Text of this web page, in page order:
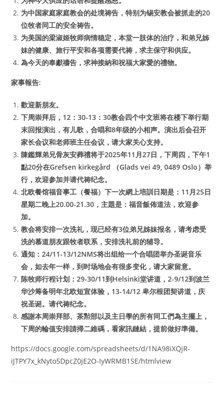
为中国家庭家庭教会的处境祷告，特别为锡安教会被抓走的20
位牧者同工的安全祷告。
为美国的梁淑姬牧师病情稳定，本堂一肢体的治疗，和弟兄姊
妹的健康、旅行平安和各项需要代祷，求主保守和供应。
為今天的奉獻禱告，求神接納和祝福大家愛的禮物。
家事報告:
歡迎新朋友。
下周崇拜后，12：30-13：30教会四个中文班将在楼下举行期
末回报演出，有儿歌，合唱和8年级的小相声。演出后会召开
家长会议和老师班主任会议，请大家关心支持。
陳鑑輝弟兄骨灰安葬禮将于2025年11月27日，下周四，下午1
點20分在Grefsen kirkegård （Glads vei 49, 0489 Oslo）举
行，欢迎参加并请代祷纪念。
北欧餐馆福音事工（餐福）下一次網上培訓日期是：11月25日
星期二晚上20.00-21.30，主題是：福音飯佈道法，欢迎参
加。
教会将安排一次洗礼，现已经有3位弟兄姊妹报名，请考虑受
洗的慕道朋友跟牧者联系，安排洗礼前的辅导。
通知：24/11-13/12NMS将出组给一个合唱团举办圣诞音乐
会，如去年一样，到时场地会有很多变化，请大家留意。
陈牧师行程计划：29-30/11到Helsinki堂讲道，2-9/12到波兰
华沙筹备明年北欧短宣体验，13-14/12 卑尔根团契讲道，庆
祝圣诞。请代祷纪念。
感謝本周崇拜部、茶㸃部以及主日學的所有同工們為主擺上，
下周的輪值安排請掃二維碼，看家訊鏈結，提前做好準備。
https://docs.google.com/spreadsheets/d/1NA98iXQjR-
iJTPY7x_kNyto5DpcZ0jE2O-IyWRMB1SE/htmlview